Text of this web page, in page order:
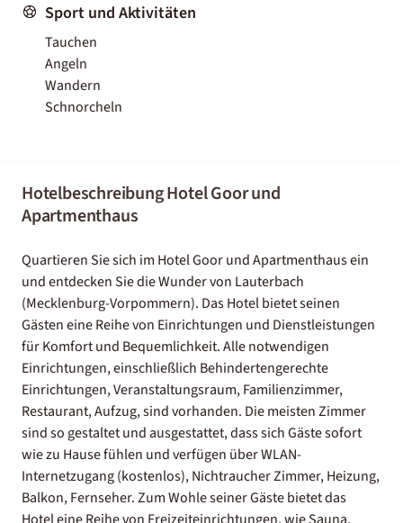
Sport und Aktivitäten
Tauchen
Angeln
Wandern
Schnorcheln
Hotelbeschreibung Hotel Goor und
Apartmenthaus
Quartieren Sie sich im Hotel Goor und Apartmenthaus ein
und entdecken Sie die Wunder von Lauterbach
(Mecklenburg-Vorpommern). Das Hotel bietet seinen
Gästen eine Reihe von Einrichtungen und Dienstleistungen
für Komfort und Bequemlichkeit. Alle notwendigen
Einrichtungen, einschließlich Behindertengerechte
Einrichtungen, Veranstaltungsraum, Familienzimmer,
Restaurant, Aufzug, sind vorhanden. Die meisten Zimmer
sind so gestaltet und ausgestattet, dass sich Gäste sofort
wie zu Hause fühlen und verfügen über WLAN-
Internetzugang (kostenlos), Nichtraucher Zimmer, Heizung,
Balkon, Fernseher. Zum Wohle seiner Gäste bietet das